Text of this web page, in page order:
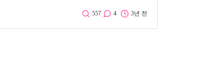
557 4 3년 전